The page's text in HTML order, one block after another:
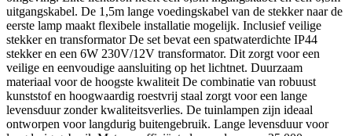
uitgangskabel. De 1,5m lange voedingskabel van de stekker naar de
eerste lamp maakt flexibele installatie mogelijk. Inclusief veilige
stekker en transformator De set bevat een spatwaterdichte IP44
stekker en een 6W 230V/12V transformator. Dit zorgt voor een
veilige en eenvoudige aansluiting op het lichtnet. Duurzaam
materiaal voor de hoogste kwaliteit De combinatie van robuust
kunststof en hoogwaardig roestvrij staal zorgt voor een lange
levensduur zonder kwaliteitsverlies. De tuinlampen zijn ideaal
ontworpen voor langdurig buitengebruik. Lange levensduur voor